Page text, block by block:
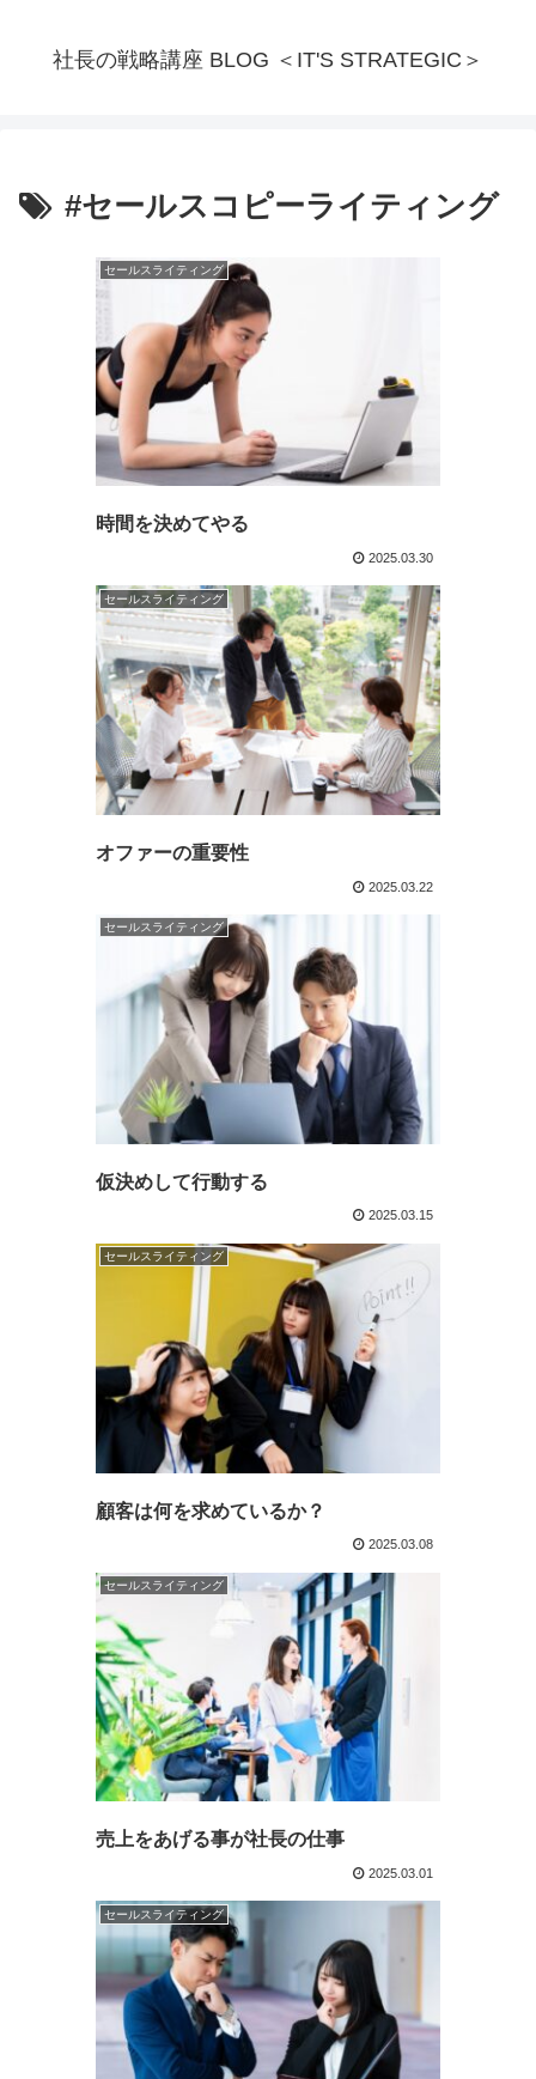
社長の戦略講座 BLOG ＜IT'S STRATEGIC＞
#セールスコピーライティング
セールスライティング
時間を決めてやる
2025.03.30
セールスライティング
オファーの重要性
2025.03.22
セールスライティング
仮決めして行動する
2025.03.15
セールスライティング
顧客は何を求めているか？
2025.03.08
セールスライティング
売上をあげる事が社長の仕事
2025.03.01
セールスライティング